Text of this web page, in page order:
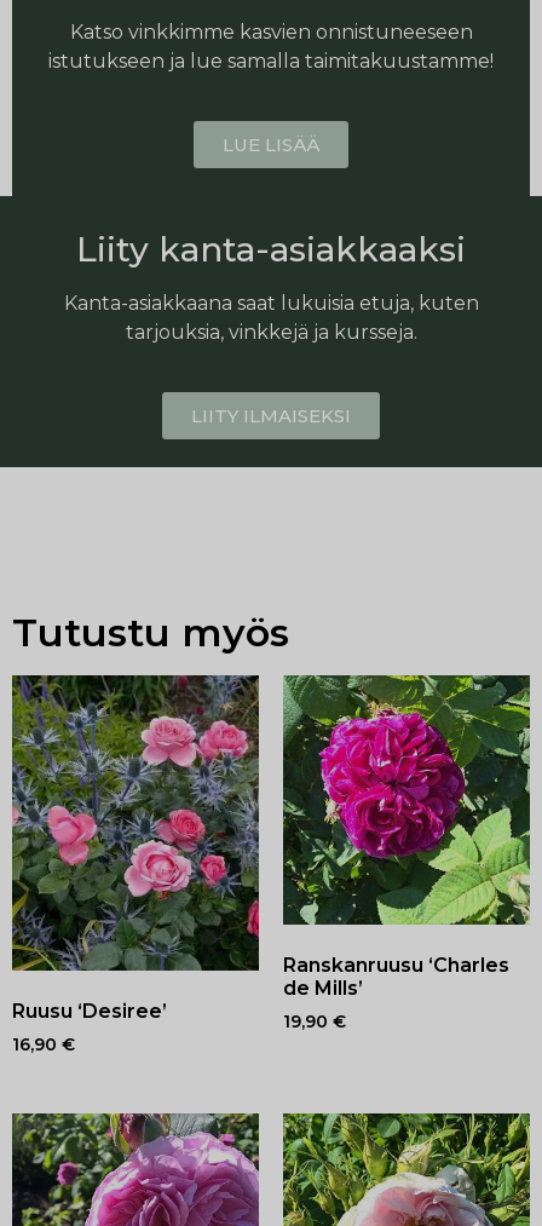
Katso vinkkimme kasvien onnistuneeseen
istutukseen ja lue samalla taimitakuustamme!
LUE LISÄÄ
Liity kanta-asiakkaaksi
Kanta-asiakkaana saat lukuisia etuja, kuten
tarjouksia, vinkkejä ja kursseja.
LIITY ILMAISEKSI
Tutustu myös
Ruusu ‘Desiree’
16,90 €
Ranskanruusu ‘Charles
de Mills’
19,90 €